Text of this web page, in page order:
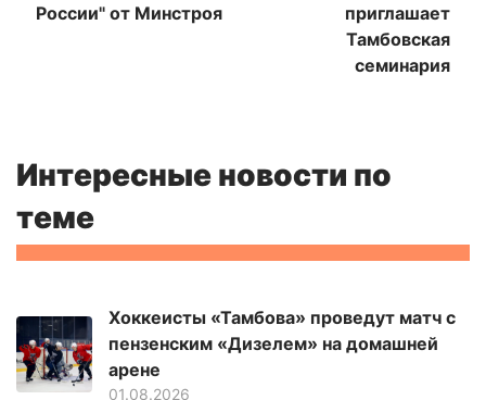
России" от Минстроя
приглашает
Тамбовская
семинария
Интересные новости по
теме
Хоккеисты «Тамбова» проведут матч с
пензенским «Дизелем» на домашней
арене
01.08.2026